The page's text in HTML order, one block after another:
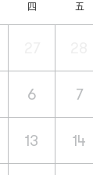
四 五
6 7
13 14